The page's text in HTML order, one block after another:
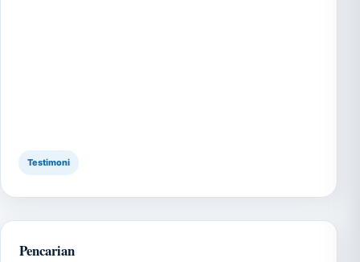
Testimoni
Pencarian